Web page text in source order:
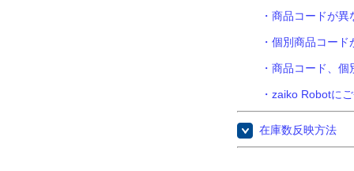
・商品コードが異
・個別商品コー
・商品コード、
・zaiko Robotに
在庫数反映方法